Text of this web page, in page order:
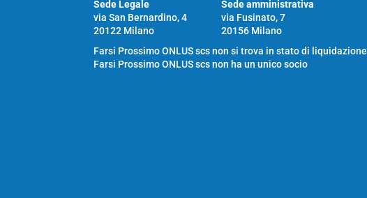
Sede Legale
via San Bernardino, 4
20122 Milano
Sede amministrativa
via Fusinato, 7
20156 Milano
Farsi Prossimo ONLUS scs non si trova in stato di liquidazione
Farsi Prossimo ONLUS scs non ha un unico socio